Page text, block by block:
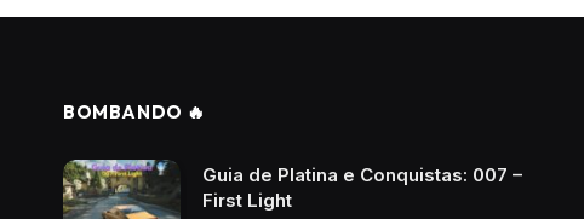
BOMBANDO 🔥
Guia de Platina e Conquistas: 007 –
First Light